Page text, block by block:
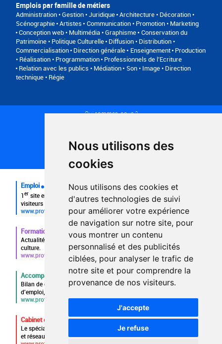
Nous utilisons des
cookies
Nous utilisons des cookies et
d'autres technologies de suivi
pour améliorer votre expérience
de navigation sur notre site, pour
vous montrer un contenu
personnalisé et des publicités
ciblées, pour analyser le trafic de
notre site et pour comprendre la
provenance de nos visiteurs.
J'accepte
Je refuse
Emplois par famille de métiers
Administration • Gestion • Juridique Architecture • Décoration •
Scénographie Artistes
Communication • Promotion • Marketing
Conception web • Multimédia • Graphisme Conservation du
Patrimoine • Politique Culturelle Diffusion • Distribution •
Commercialisation Direction générale Enseignement Production
• Réalisation • Programmation Professionnels de l’Ecriture
Relation avec les publics • Médiation
Son • Image • Direction
technique • Régie
Qui sommes-nous ?
Plan du site
FAQ recruteurs
FAQ
Emploi
1er site emploi du secteur culturel 784.000 visites et 230.000
visiteurs uniques par mois.
www.profilculture.com
Formation
Actualités, guide et annuaire des formations aux métiers de la
culture.
www.profilculture-formation.com
Accompagnement professionnel
Bilan de compétences, coaching, techniques de recherche
d'emploi, entretien conseil.
www.profilculture-competences.com
Cabinet de recrutement
Le spécialiste du secteur culturel, une cvthèque de 86.000 CV
et réseau unique de professionnels.